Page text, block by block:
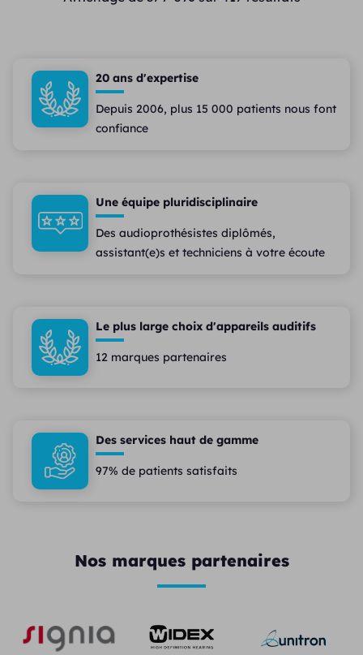
20 ans d'expertise
Depuis 2006, plus 15 000 patients nous font
confiance
Une équipe pluridisciplinaire
Des audioprothésistes diplômés,
assistant(e)s et techniciens à votre écoute
Le plus large choix d'appareils auditifs
12 marques partenaires
Des services haut de gamme
97% de patients satisfaits
Nos marques partenaires